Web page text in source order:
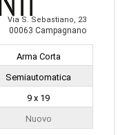
Via S. Sebastiano, 23
00063 Campagnano
Arma Corta
Semiautomatica
9 x 19
Nuovo